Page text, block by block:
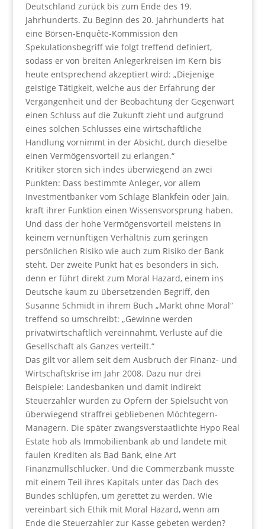
Deutschland zurück bis zum Ende des 19.
Jahrhunderts. Zu Beginn des 20. Jahrhunderts hat
eine Börsen-Enquête-Kommission den
Spekulationsbegriff wie folgt treffend definiert,
sodass er von breiten Anlegerkreisen im Kern bis
heute entsprechend akzeptiert wird: „Diejenige
geistige Tätigkeit, welche aus der Erfahrung der
Vergangenheit und der Beobachtung der Gegenwart
einen Schluss auf die Zukunft zieht und aufgrund
eines solchen Schlusses eine wirtschaftliche
Handlung vornimmt in der Absicht, durch dieselbe
einen Vermögensvorteil zu erlangen.“
Kritiker stören sich indes überwiegend an zwei
Punkten: Dass bestimmte Anleger, vor allem
Investmentbanker vom Schlage Blankfein oder Jain,
kraft ihrer Funktion einen Wissensvorsprung haben.
Und dass der hohe Vermögensvorteil meistens in
keinem vernünftigen Verhältnis zum geringen
persönlichen Risiko wie auch zum Risiko der Bank
steht. Der zweite Punkt hat es besonders in sich,
denn er führt direkt zum Moral Hazard, einem ins
Deutsche kaum zu übersetzenden Begriff, den
Susanne Schmidt in ihrem Buch „Markt ohne Moral“
treffend so umschreibt: „Gewinne werden
privatwirtschaftlich vereinnahmt, Verluste auf die
Gesellschaft als Ganzes verteilt.“
Das gilt vor allem seit dem Ausbruch der Finanz- und
Wirtschaftskrise im Jahr 2008. Dazu nur drei
Beispiele: Landesbanken und damit indirekt
Steuerzahler wurden zu Opfern der Spielsucht von
überwiegend straffrei gebliebenen Möchtegern-
Managern. Die später zwangsverstaatlichte Hypo Real
Estate hob als Immobilienbank ab und landete mit
faulen Krediten als Bad Bank, eine Art
Finanzmüllschlucker. Und die Commerzbank musste
mit einem Teil ihres Kapitals unter das Dach des
Bundes schlüpfen, um gerettet zu werden. Wie
vereinbart sich Ethik mit Moral Hazard, wenn am
Ende die Steuerzahler zur Kasse gebeten werden?